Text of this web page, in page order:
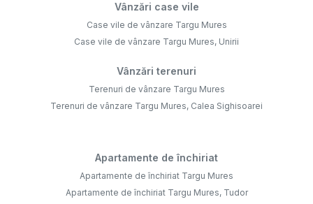
Vânzări case vile
Case vile de vânzare Targu Mures
Case vile de vânzare Targu Mures, Unirii
Vânzări terenuri
Terenuri de vânzare Targu Mures
Terenuri de vânzare Targu Mures, Calea Sighisoarei
Apartamente de închiriat
Apartamente de închiriat Targu Mures
Apartamente de închiriat Targu Mures, Tudor